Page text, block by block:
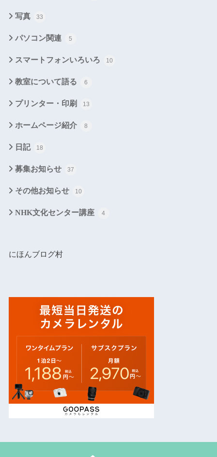
写真 33
パソコン関連 5
スマートフォンいろいろ 10
教室について語る 6
プリンター・印刷 13
ホームページ紹介 8
日記 18
募集お知らせ 37
その他お知らせ 10
NHK文化センター講座 4
にほんブログ村